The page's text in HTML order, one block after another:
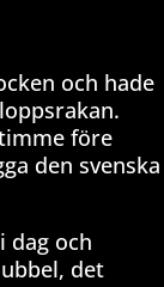
och hade
före
den svenska
dag och
det